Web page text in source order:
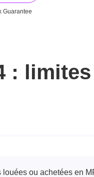
Guarantee
:
ou achetées en